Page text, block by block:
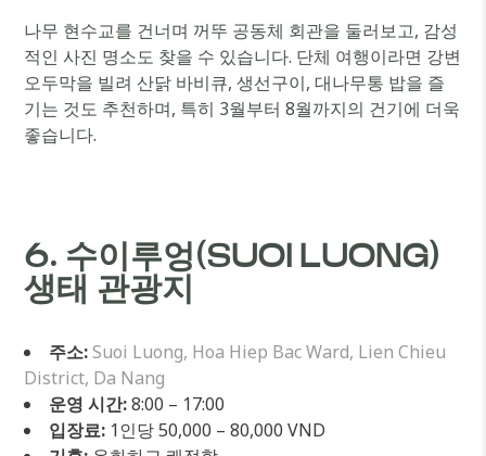
나무 현수교를 건너며 꺼뚜 공동체 회관을 둘러보고, 감성
적인 사진 명소도 찾을 수 있습니다. 단체 여행이라면 강변
오두막을 빌려 산닭 바비큐, 생선구이, 대나무통 밥을 즐
기는 것도 추천하며, 특히 3월부터 8월까지의 건기에 더욱
좋습니다.
6. 수이루엉(SUOI LUONG)
생태 관광지
주소:Suoi Luong, Hoa Hiep Bac Ward, Lien Chieu
District, Da Nang
운영 시간:8:00 – 17:00
입장료: 1인당 50,000 – 80,000 VND